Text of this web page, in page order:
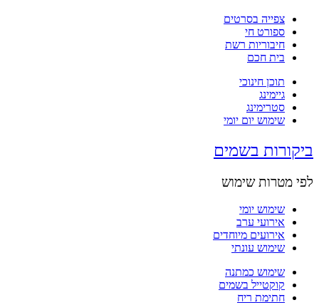
צפייה בסרטים
ספורט חי
חיבוריות רשת
בית חכם
תוכן חינוכי
גיימינג
סטרימינג
שימוש יום יומי
ביקורות בשמים
לפי מטרות שימוש
שימוש יומי
אירועי ערב
אירועים מיוחדים
שימוש עונתי
שימוש כמתנה
קוקטייל בשמים
חתימת ריח